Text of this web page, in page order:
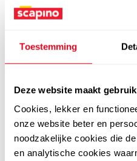
Toestemming
Deze website maakt
Cookies, lekker en
onze website beter en
noodzakelijke cookies die
en analytische cookies